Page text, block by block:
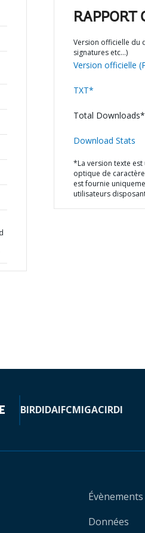
RAPPORT
Version officielle du
signatures etc…)
Version officielle
TXT*
Total
Download Stats
*La version texte est
optique de
est fournie
utilisateurs
BIRDIDAIFCMIGACIRDI
Évènements
Données